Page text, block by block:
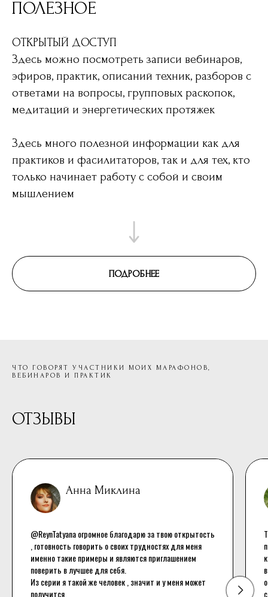
ПОЛЕЗНОЕ
ОТКРЫТЫЙ ДОСТУП
Здесь можно посмотреть записи вебинаров,
эфиров, практик, описаний техник, разборов с
ответами на вопросы, групповых раскопок,
медитаций и энергетических протяжек
Здесь много полезной информации как для
практиков и фасилитаторов, так и для тех, кто
только начинает работу с собой и своим
мышлением
ПОДРОБНЕЕ
ЧТО ГОВОРЯТ УЧАСТНИКИ МОИХ МАРАФОНОВ,
ВЕБИНАРОВ И ПРАКТИК
ОТЗЫВЫ
Анна Миклина
@ReynTatyana огромное благодарю за твою открытость
, готовность говорить о своих трудностях для меня
именно такие примеры и являются приглашением
поверить в лучшее для себя.
Из серии я такой же человек , значит и у меня может
получится.